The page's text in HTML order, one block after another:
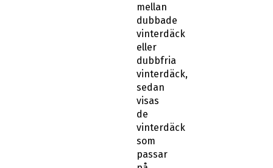
mellan
dubbade
vinterdäck
eller
dubbfria
vinterdäck,
sedan
visas
de
vinterdäck
som
passar